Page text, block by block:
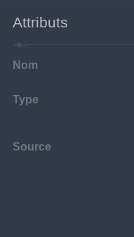
Attributs
Nom
Type
Source